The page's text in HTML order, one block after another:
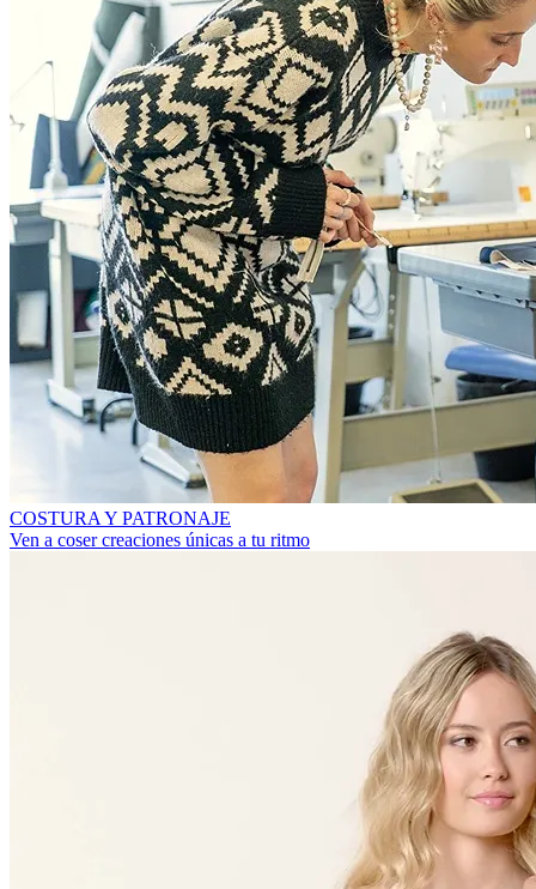
COSTURA Y PATRONAJE
Ven a coser creaciones únicas a tu ritmo